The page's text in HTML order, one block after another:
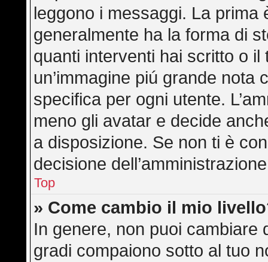
leggono i messaggi. La prima
generalmente ha la forma di
quanti interventi hai scritto o
un’immagine piú grande
specifica per ogni utente.
meno gli avatar e decide
a disposizione. Se non ti è
decisione
Top
» Come cambio il mio
In genere, non puoi cambiare
gradi compaiono sotto al tuo